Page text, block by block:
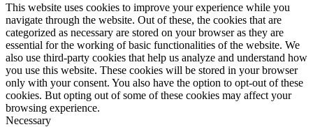
This website uses cookies to improve your experience while you
navigate through the website. Out of these, the cookies that are
categorized as necessary are stored on your browser as they are
essential for the working of basic functionalities of the website. We
also use third-party cookies that help us analyze and understand how
you use this website. These cookies will be stored in your browser
only with your consent. You also have the option to opt-out of these
cookies. But opting out of some of these cookies may affect your
browsing experience.
Necessary